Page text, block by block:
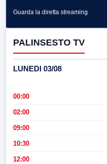
Guarda la diretta streaming
PALINSESTO TV
LUNEDI 03/08
00:00
02:00
09:00
10:30
12:00